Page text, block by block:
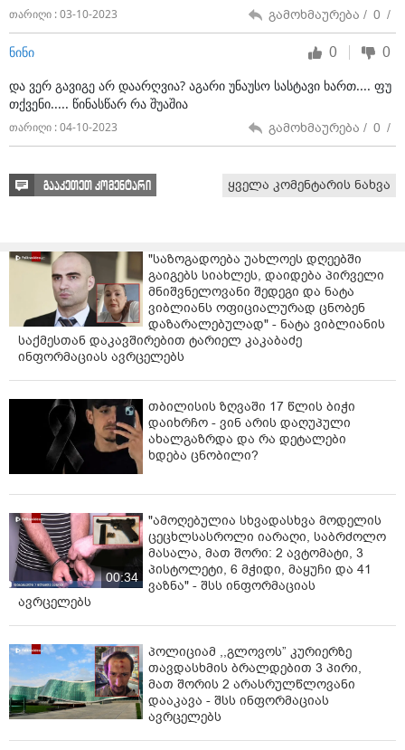
თარიღი : 03-10-2023 გამოხმაურება / 0 /
ნინი 0 0
და ვერ გავიგე არ დაარღვია? აგარი უნაუსო სასტავი ხართ.... ფუ
თქვენი..... წინასწარ რა შუაშია
თარიღი : 04-10-2023 გამოხმაურება / 0 /
გააკეთეთ კომენტარი ყველა კომენტარის ნახვა
"საზოგადოება უახლოეს დღეებში
გაიგებს სიახლეს, დაიდება პირველი
მნიშვნელოვანი შედეგი და ნატა
ვიბლიანს ოფიციალურად ცნობენ
დაზარალებულად" - ნატა ვიბლიანის
საქმესთან დაკავშირებით ტარიელ კაკაბაძე
ინფორმაციას ავრცელებს
თბილისის ზღვაში 17 წლის ბიჭი
დაიხრჩო - ვინ არის დაღუპული
ახალგაზრდა და რა დეტალები
ხდება ცნობილი?
00:34
"ამოღებულია სხვადასხვა მოდელის
ცეცხლსასროლი იარაღი, საბრძოლო
მასალა, მათ შორი: 2 ავტომატი, 3
პისტოლეტი, 6 მჭიდი, მაყუჩი და 41
ვაზნა" - შსს ინფორმაციას
ავრცელებს
პოლიციამ ,,გლოვოს” კურიერზე
თავდასხმის ბრალდებით 3 პირი,
მათ შორის 2 არასრულწლოვანი
დააკავა - შსს ინფორმაციას
ავრცელებს